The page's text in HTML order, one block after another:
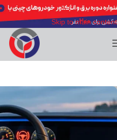
Skip to navigation
Skip to main content